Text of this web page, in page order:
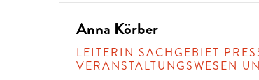
Anna Körber
LEITERIN SACHGEBIET
VERANSTALTUNGSWESEN